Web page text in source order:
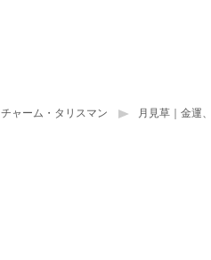
チャーム・タリスマン 月見草｜金運